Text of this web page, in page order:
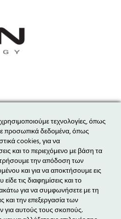
τεχνολογίες, όπως
προσωπικά δεδομένα, όπως
cookies, για να
και το περιεχόμενο με βάση τα
την απόδοση των
και για να αποκτήσουμε εις
τις διαφημίσεις και το
για να συμφωνήσετε με τη
και την επεξεργασία των
αυτούς τους σκοπούς.